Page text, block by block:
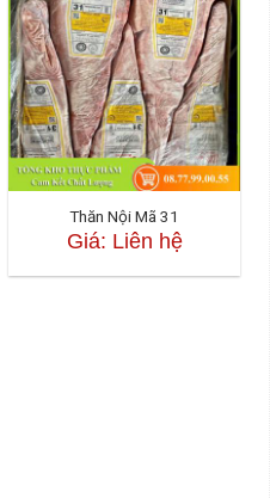
Thăn Nội Mã 31
Giá: Liên hệ